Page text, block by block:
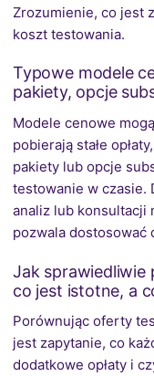
Zrozumienie, co jest
koszt testowania.
Typowe modele
pakiety, opcje
Modele cenowe
pobierają stałe
pakiety lub opcje
testowanie w czasie.
analiz lub konsultacji
pozwala dostosować
Jak
co jest istotne, a
Porównując oferty
jest zapytanie, co
dodatkowe opłaty i